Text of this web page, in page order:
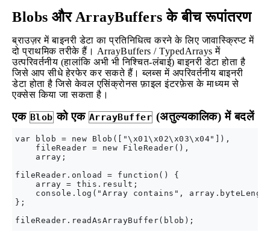
Blobs और ArrayBuffers के बीच रूपांतरण
ब्राउज़र में बाइनरी डेटा का प्रतिनिधित्व करने के लिए जावास्क्रिप्ट में
दो प्राथमिक तरीके हैं। ArrayBuffers / TypedArrays में
उत्परिवर्तनीय (हालांकि अभी भी निश्चित-लंबाई) बाइनरी डेटा होता है
जिसे आप सीधे हेरफेर कर सकते हैं। ब्लब्स में अपरिवर्तनीय बाइनरी
डेटा होता है जिसे केवल एसिंक्रोनस फ़ाइल इंटरफ़ेस के माध्यम से
एक्सेस किया जा सकता है।
एक Blob को एक ArrayBuffer (अतुल्यकालिक) में बदलें
var blob = new Blob(["\x01\x02\x03\x04"]),
    fileReader = new FileReader(),
    array;
fileReader.onload = function() {
    array = this.result;
console.log("Array contains",
};